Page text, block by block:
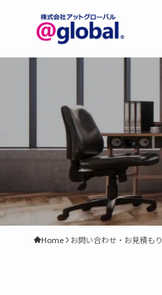
Home お問い合わせ・お見積もり